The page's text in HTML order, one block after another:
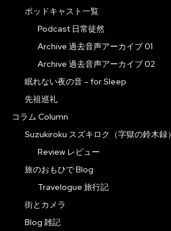
ポッドキャスト一覧
Podcast 日常徒然
Archive 過去音声アーカイブ 01
Archive 過去音声アーカイブ 02
眠れない夜の音 – for Sleep
先祖巡礼
コラム Column
Suzukiroku スズキロク（字獄の鈴木録）
Review レビュー
旅のおもひで Blog
Travelogue 旅行記
街とカメラ
Blog 雑記